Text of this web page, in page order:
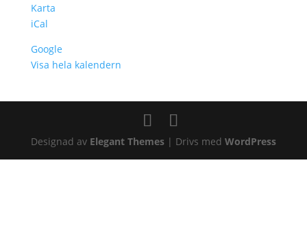
KartaBetaniakapellet
iCal
Google
Visa hela kalendern
Designad av Elegant Themes| Drivs med WordPress